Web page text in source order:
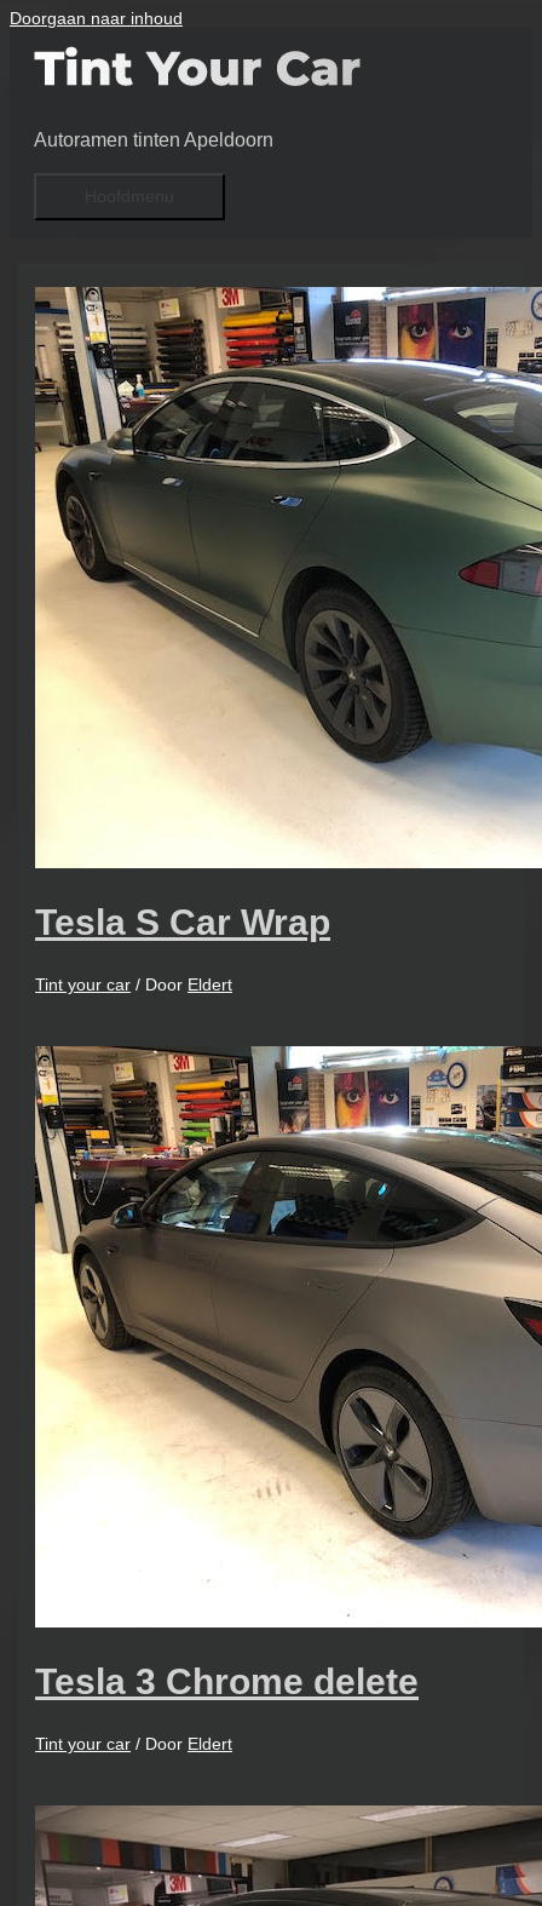
Doorgaan naar inhoud
Autoramen tinten Apeldoorn
Tesla S Car Wrap
Tint your car / Door Eldert
Tesla 3 Chrome delete
Tint your car / Door Eldert